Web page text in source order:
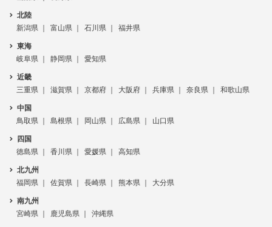
北陸
新潟県
富山県 石川県 福井県
東海
岐阜県
静岡県 愛知県
近畿
三重県
滋賀県 京都府 大阪府 兵庫県 奈良県 和歌山県
中国
鳥取県
島根県 岡山県 広島県 山口県
四国
徳島県
香川県 愛媛県 高知県
北九州
福岡県
佐賀県 長崎県 熊本県 大分県
南九州
宮崎県
鹿児島県 沖縄県